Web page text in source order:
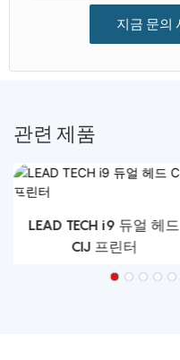
지금 문의
관련 제품
LEAD TECH i9 듀얼 헤드
CIJ 프린터